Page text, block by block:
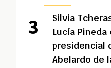
Silvia
Lucía Pineda
presidencial
Abelardo de